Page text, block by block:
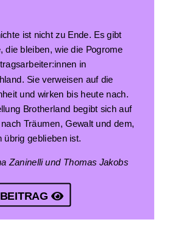
ist nicht zu Ende. Es gibt
die bleiben, wie die Pogrome
in
Sie verweisen auf die
und wirken bis heute nach.
Brotherland begibt sich auf
Träumen, Gewalt und dem,
übrig geblieben ist.
Zaninelli und Thomas Jakobs